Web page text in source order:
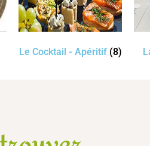
Le Cocktail - Apéritif (8)